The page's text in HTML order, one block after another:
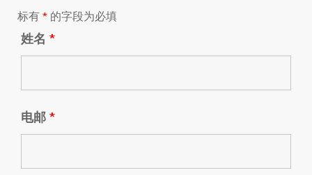
标有 * 的字段为必填
姓名 *
电邮 *